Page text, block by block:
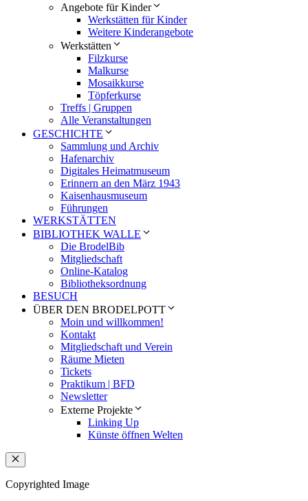
Angebote für Kinder
Werkstätten für Kinder
Weitere Kinderangebote
Werkstätten
Filzkurse
Malkurse
Mosaikkurse
Töpferkurse
Treffs | Gruppen
Alle Veranstaltungen
GESCHICHTE
Sammlung und Archiv
Hafenarchiv
Digitales Heimatmuseum
Erinnern an den März 1943
Kaisenhausmuseum
Führungen
WERKSTÄTTEN
BIBLIOTHEK WALLE
Die BrodelBib
Mitgliedschaft
Online-Katalog
Bibliotheksordnung
BESUCH
ÜBER DEN BRODELPOTT
Moin und willkommen!
Kontakt
Mitgliedschaft und Verein
Räume Mieten
Tickets
Praktikum | BFD
Newsletter
Externe Projekte
Linking Up
Künste öffnen Welten
Schließen
Copyrighted Image